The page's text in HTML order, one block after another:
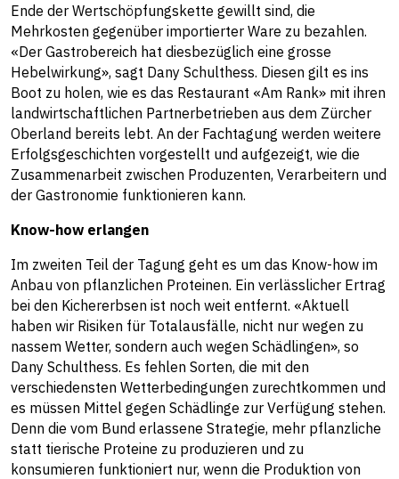
Ende der Wertschöpfungskette gewillt sind, die
Mehrkosten gegenüber importierter Ware zu bezahlen.
«Der Gastrobereich hat diesbezüglich eine grosse
Hebelwirkung», sagt Dany Schulthess. Diesen gilt es ins
Boot zu holen, wie es das Restaurant «Am Rank» mit ihren
landwirtschaftlichen Partnerbetrieben aus dem Zürcher
Oberland bereits lebt. An der Fachtagung werden weitere
Erfolgsgeschichten vorgestellt und aufgezeigt, wie die
Zusammenarbeit zwischen Produzenten, Verarbeitern und
der Gastronomie funktionieren kann.
Know-how erlangen
Im zweiten Teil der Tagung geht es um das Know-how im
Anbau von pflanzlichen Proteinen. Ein verlässlicher Ertrag
bei den Kichererbsen ist noch weit entfernt. «Aktuell
haben wir Risiken für Totalausfälle, nicht nur wegen zu
nassem Wetter, sondern auch wegen Schädlingen», so
Dany Schulthess. Es fehlen Sorten, die mit den
verschiedensten Wetterbedingungen zurechtkommen und
es müssen Mittel gegen Schädlinge zur Verfügung stehen.
Denn die vom Bund erlassene Strategie, mehr pflanzliche
statt tierische Proteine zu produzieren und zu
konsumieren funktioniert nur, wenn die Produktion von